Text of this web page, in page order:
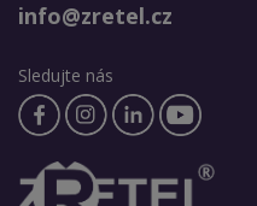
info@zretel.cz
Sledujte nás